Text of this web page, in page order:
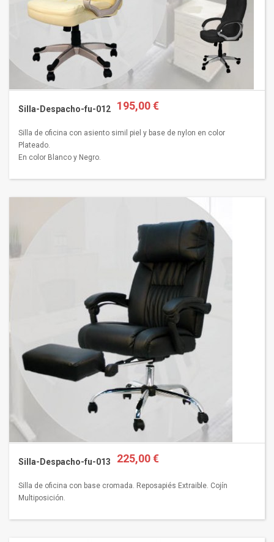
Silla-Despacho-fu-012 195,00 €
Silla de oficina con asiento simil piel y base de nylon en color
Plateado.
En color Blanco y Negro.
Silla-Despacho-fu-013 225,00 €
Silla de oficina con base cromada. Reposapiés Extraible. Cojín
Multiposición.